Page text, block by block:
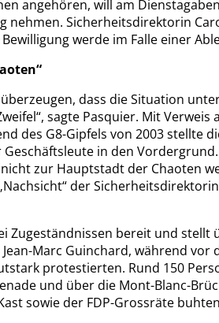
angehören, will am
nehmen. Sicherheitsdirektorin
werde im Falle einer
dass die Situation
sagte Pasquier. Mit
des G8-Gipfels von 2003 stellte
in den
zur Hauptstadt der Chaoten
der
Zugeständnissen bereit und stellt
Marc Guinchard, während vor
protestierten. Rund 150
und über die Mont-Blanc-
sowie der FDP-Grossräte